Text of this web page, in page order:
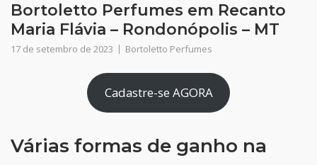
Bortoletto Perfumes em Recanto
Maria Flávia – Rondonópolis – MT
17 de setembro de 2023 Bortoletto Perfumes
Cadastre-se AGORA
Várias formas de ganho na